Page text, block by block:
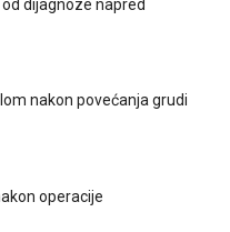
dijagnoze napred
nakon povećanja grudi
operacije